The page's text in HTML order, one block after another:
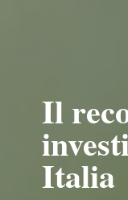
Il
Italia